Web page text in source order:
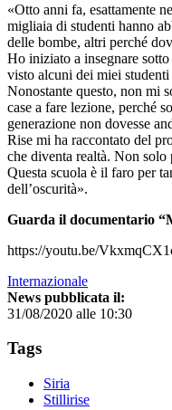
«Otto anni fa, esattamente
migliaia di studenti hanno
delle bombe, altri perché
Ho iniziato a insegnare
visto alcuni dei miei
Nonostante questo, non mi
case a fare lezione, perché
generazione non dovesse
Rise mi ha raccontato del
che diventa realtà. Non solo
Questa scuola è il faro per
dell’oscurità».
Guarda il documentario
https://youtu.be/
Internazionale
News pubblicata il:
31/08/2020 alle 10:30
Tags
Siria
Stillirise